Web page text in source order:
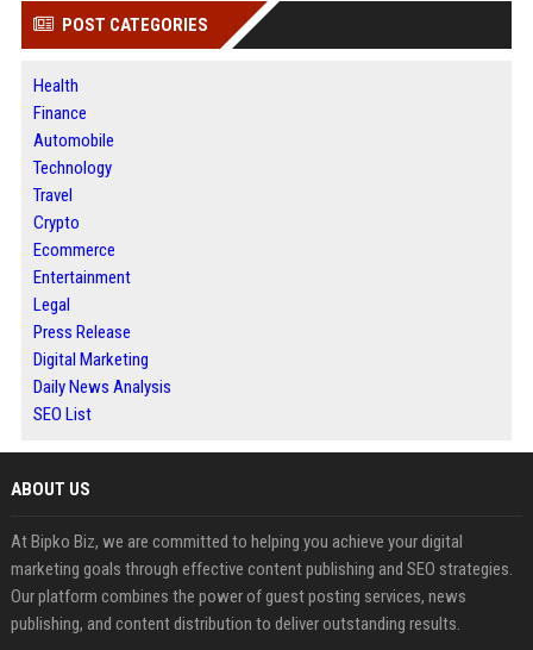
POST CATEGORIES
Health
Finance
Automobile
Technology
Travel
Crypto
Ecommerce
Entertainment
Legal
Press Release
Digital Marketing
Daily News Analysis
SEO List
ABOUT US
At Bipko Biz, we are committed to helping you achieve your digital
marketing goals through effective content publishing and SEO strategies.
Our platform combines the power of guest posting services, news
publishing, and content distribution to deliver outstanding results.